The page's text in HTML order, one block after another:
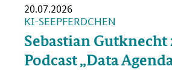
20.07.2026
KI-SEEPFERDCHEN
Sebastian Gutknecht
Podcast „Data